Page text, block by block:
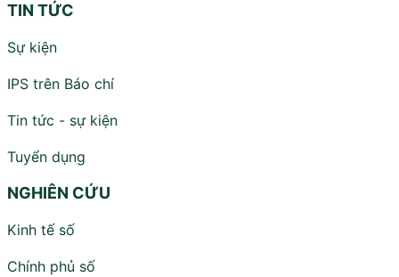
TIN TỨC
Sự kiện
IPS trên Báo chí
Tin tức - sự kiện
Tuyển dụng
NGHIÊN CỨU
Kinh tế số
Chính phủ số